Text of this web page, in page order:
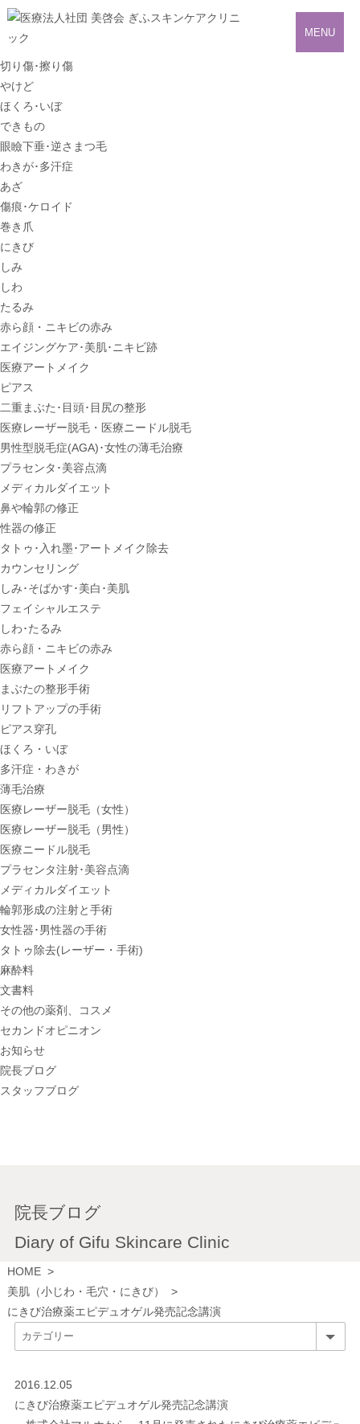
MENU
切り傷･擦り傷
やけど
ほくろ･いぼ
できもの
眼瞼下垂･逆さまつ毛
わきが･多汗症
あざ
傷痕･ケロイド
巻き爪
にきび
しみ
しわ
たるみ
赤ら顔・ニキビの赤み
エイジングケア･美肌･ニキビ跡
医療アートメイク
ピアス
二重まぶた･目頭･目尻の整形
医療レーザー脱毛・医療ニードル脱毛
男性型脱毛症(AGA)･女性の薄毛治療
プラセンタ･美容点滴
メディカルダイエット
鼻や輪郭の修正
性器の修正
タトゥ･入れ墨･アートメイク除去
カウンセリング
しみ･そばかす･美白･美肌
フェイシャルエステ
しわ･たるみ
赤ら顔・ニキビの赤み
医療アートメイク
まぶたの整形手術
リフトアップの手術
ピアス穿孔
ほくろ・いぼ
多汗症・わきが
薄毛治療
医療レーザー脱毛（女性）
医療レーザー脱毛（男性）
医療ニードル脱毛
プラセンタ注射･美容点滴
メディカルダイエット
輪郭形成の注射と手術
女性器･男性器の手術
タトゥ除去(レーザー・手術)
麻酔料
文書料
その他の薬剤、コスメ
セカンドオピニオン
お知らせ
院長ブログ
スタッフブログ
院長ブログ
Diary of Gifu Skincare Clinic
HOME>
美肌（小じわ・毛穴・にきび）
>
にきび治療薬エピデュオゲル発売記念講演
2016.12.05
にきび治療薬エピデュオゲル発売記念講演